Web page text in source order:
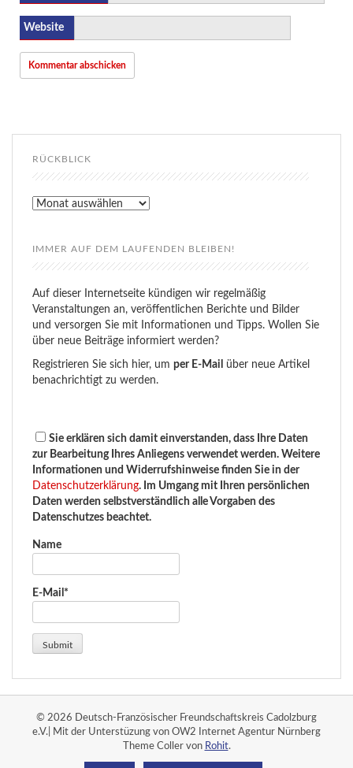
Website
RÜCKBLICK
Rückblick
IMMER AUF DEM LAUFENDEN BLEIBEN!
Auf dieser Internetseite kündigen wir regelmäßig
Veranstaltungen an, veröffentlichen Berichte und Bilder
und versorgen Sie mit Informationen und Tipps. Wollen Sie
über neue Beiträge informiert werden?
Registrieren Sie sich hier, um per E-Mail
über neue Artikel
benachrichtigt zu werden.
Sie erklären sich damit einverstanden, dass Ihre Daten
zur Bearbeitung Ihres Anliegens verwendet werden. Weitere
Informationen und Widerrufshinweise finden Sie in der
Datenschutzerklärung. Im Umgang mit Ihren persönlichen
Daten werden selbstverständlich alle Vorgaben des
Datenschutzes beachtet.
Name
E-Mail*
© 2026 Deutsch-Französischer Freundschaftskreis Cadolzburg
e.V.| Mit der Unterstüzung von OW2 Internet Agentur Nürnberg
Theme Coller von Rohit.